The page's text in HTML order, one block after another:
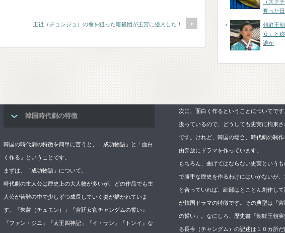
正祖（チョンジョ）の命を狙った暗殺団が王宮に侵入した！
（スク
奪った日
朝鮮王
女」と
誰か
韓国時代劇の特徴
韓国の時代劇の特徴を簡単に言うと、「成功物語」と「面白
く作る」ということです。
まずは、「成功物語」について。
時代劇の主人公は歴史上の大人物が多いが、どの作品でも主
人公が苦難の中で少しずつ成長していく姿が描かれていま
す。『朱蒙（チュモン）』『宮廷女官チャングムの誓い』
『ファン・ジニ』『太王四神記』『イ・サン』『トンイ』な
次に、面白く作るということについてで
扱っているので、どうしても史実に拘束
です。けれど、韓国の場合、時代劇の制
由奔放にドラマを作っています。
もちろん、曲げてはならない史実という
で勝手な歴史を作るわけにはいかないが
と合っていれば、細部はとことん創作し
が韓国ドラマの特徴です。その典型は『
の誓い』。なにしろ、歴史書『朝鮮王朝
る長今（チャングム）の記述は１０カ所